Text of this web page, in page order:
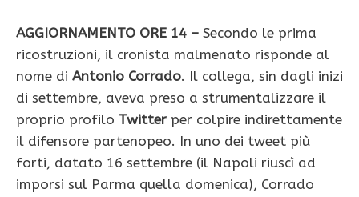
AGGIORNAMENTO ORE 14 – Secondo le prima
ricostruzioni, il cronista malmenato risponde al
nome di Antonio Corrado. Il collega, sin dagli inizi
di settembre, aveva preso a strumentalizzare il
proprio profilo Twitter per colpire indirettamente
il difensore partenopeo. In uno dei tweet più
forti, datato 16 settembre (il Napoli riuscì ad
imporsi sul Parma quella domenica), Corrado